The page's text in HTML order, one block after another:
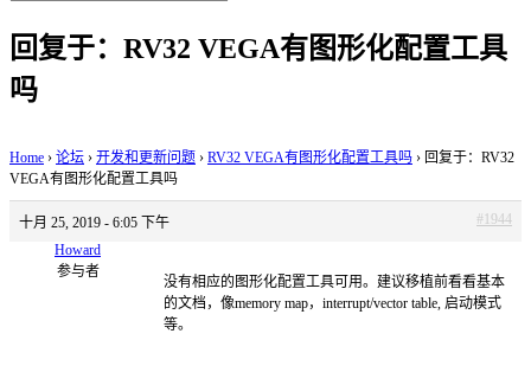
回复于：RV32 VEGA有图形化配置工具
吗
Home › 论坛 › 开发和更新问题 › RV32 VEGA有图形化配置工具吗 › 回复于：RV32
VEGA有图形化配置工具吗
十月 25, 2019 - 6:05 下午
#1944
Howard
参与者
没有相应的图形化配置工具可用。建议移植前看看基本
的文档，像memory map，interrupt/vector table, 启动模式
等。